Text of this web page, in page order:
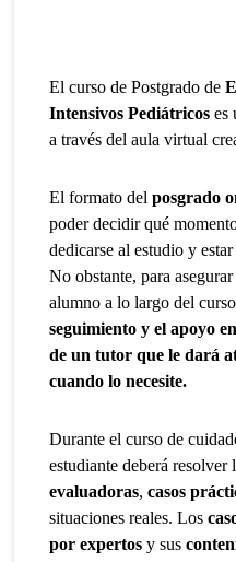
El curso de Postgrado de
Intensivos Pediátricos es
a través del aula virtual
El formato delposgrado
poder decidir qué
dedicarse al estudio y
No obstante, para
alumno a lo largo del
seguimiento y el apoyo
de un tutor que le dará
cuando lo necesite.
Durante el curso de
estudiante deberá resolver
evaluadoras,casos
situaciones reales. Los
por expertos y sus